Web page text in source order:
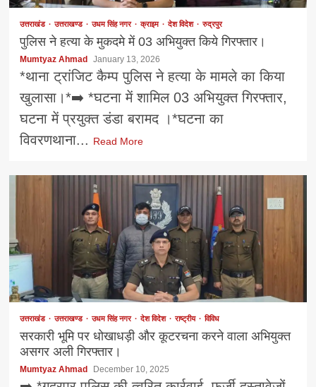
उत्तराखंड उत्तराखण्ड उधम सिंह नगर क्राइम देश विदेश रुद्रपुर
पुलिस ने हत्या के मुकदमे में 03 अभियुक्त किये गिरफ्तार।
Mumtyaz Ahmad January 13, 2026
*थाना ट्रांजिट कैम्प पुलिस ने हत्या के मामले का किया
खुलासा।*➡️ *घटना में शामिल 03 अभियुक्त गिरफ्तार,
घटना में प्रयुक्त डंडा बरामद ।*घटना का
विवरणथाना... Read More
उत्तराखंड उत्तराखण्ड उधम सिंह नगर देश विदेश राष्ट्रीय विविध
सरकारी भूमि पर धोखाधड़ी और कूटरचना करने वाला अभियुक्त
असगर अली गिरफ्तार।
Mumtyaz Ahmad December 10, 2025